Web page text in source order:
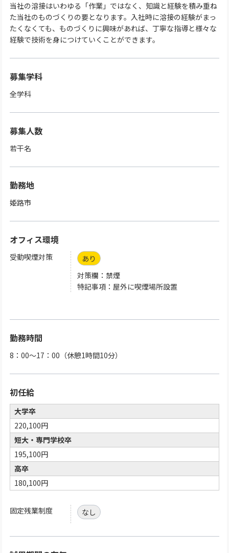
当社の溶接はいわゆる「作業」ではなく、知識と経験を積み重ね
た当社のものづくりの要となります。入社時に溶接の経験がまっ
たくなくても、ものづくりに興味があれば、丁寧な指導と様々な
経験で技術を身につけていくことができます。
募集学科
全学科
募集人数
若干名
勤務地
姫路市
オフィス環境
受動喫煙対策
あり
対策欄：禁煙
特記事項：屋外に喫煙場所設置
勤務時間
8：00～17：00（休憩1時間10分）
初任給
大学卒
220,100円
短大・専門学校卒
195,100円
高卒
180,100円
固定残業制度 なし